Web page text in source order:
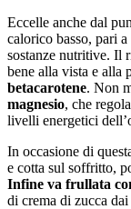
Eccelle anche dal
calorico basso, pari
sostanze nutritive. Il
bene alla vista e alla
betacarotene. Non
magnesio, che
livelli energetici
In occasione di
e cotta sul soffritto,
Infine va frullata
di crema di zucca